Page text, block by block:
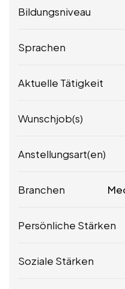
Bildungsniveau
Sprachen
Aktuelle Tätigkeit
Wunschjob(s)
Anstellungsart(en)
Branchen
Persönliche Stärken
Soziale Stärken